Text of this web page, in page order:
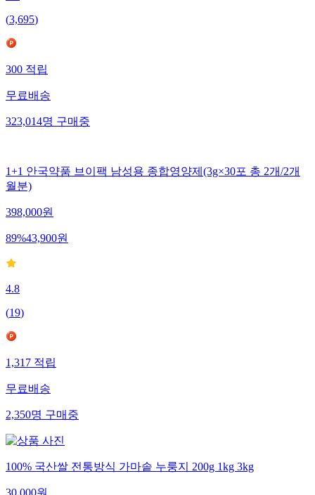
(3,695)
300적립
무료배송
323,014명구매중
1+1 안국약품 브이팩 남성용 종합영양제(3g×30포 총 2개/2개
월분)
398,000원
89%43,900원
4.8
(19)
1,317적립
무료배송
2,350명구매중
100% 국산쌀 전통방식 가마솥 누룽지 200g 1kg 3kg